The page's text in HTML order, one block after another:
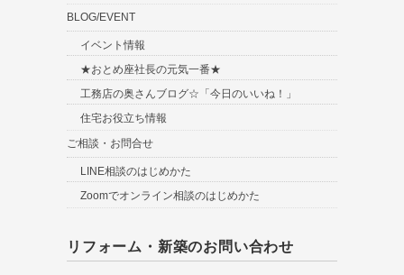
BLOG/EVENT
イベント情報
★おとめ座社長の元気一番★
工務店の奥さんブログ☆「今日のいいね！」
住宅お役立ち情報
ご相談・お問合せ
LINE相談のはじめかた
Zoomでオンライン相談のはじめかた
リフォーム・新築のお問い合わせ